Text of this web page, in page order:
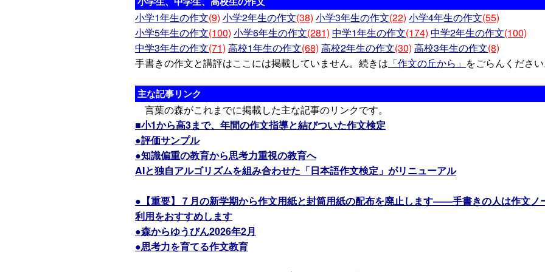
小学1年生の作文(9) 小学2年生の作文(38) 小学3年生の作文(22) 小学4年生の作文(55)
小学5年生の作文(100) 小学6年生の作文(281) 中学1年生の作文(174) 中学2年生の作文(100)
中学3年生の作文(71) 高校1年生の作文(68) 高校2年生の作文(30) 高校3年生の作文(8)
手書きの作文と講評はここには掲載していません。続きは 「作文の丘から」 をごらんください
主な記事リンク
言葉の森がこれまでに掲載した主な記事のリンクです。
■小1から高3まで、年間の作文指導と結びついた作文検定
●評価サンプル
●知識偏重の教育から思考力重視の教育へ
AIと独自アルゴリズムを組み合わせた「日本語作文検定」がリニューアル
●【重要】７月の新学期から作文用紙と封筒用紙の配布を廃止します――手書きの人は作文ノ
利用をおすすめします
●森からゆうびん2026年2月
●思考力を育てる作文教育